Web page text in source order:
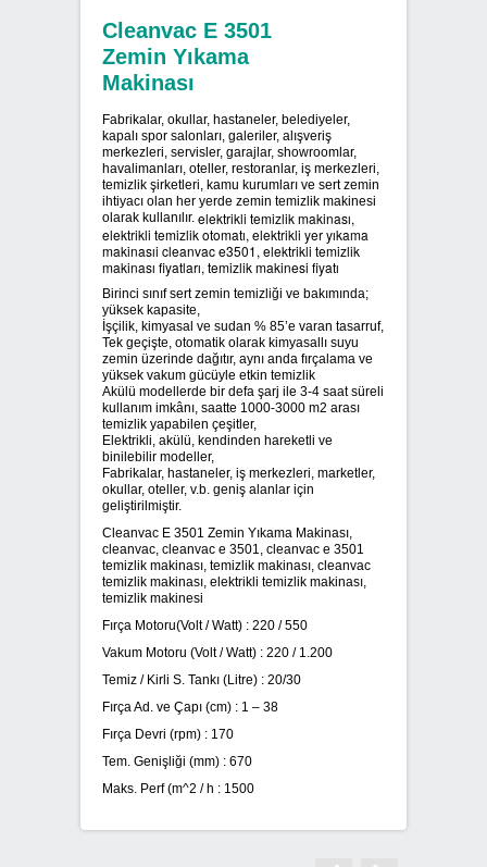
SIFIR ATIK ÇÖP POŞETLERİ
SIFIR ATIK GERİ DÖNÜŞÜM
KUTULARI
Cleanvac E 3501
Zemin Yıkama
Makinası
Fabrikalar, okullar, hastaneler, belediyeler,
kapalı spor salonları, galeriler, alışveriş
merkezleri, servisler, garajlar, showroomlar,
havalimanları, oteller, restoranlar, iş merkezleri,
temizlik şirketleri, kamu kurumları ve sert zemin
ihtiyacı olan her yerde zemin temizlik makinesi
olarak kullanılır. elektrikli temizlik makinası,
elektrikli temizlik otomatı, elektrikli yer yıkama
makinasıi cleanvac e3501, elektrikli temizlik
makinası fiyatları, temizlik makinesi fiyatı
Birinci sınıf sert zemin temizliği ve bakımında;
yüksek kapasite,
İşçilik, kimyasal ve sudan % 85’e varan tasarruf,
Tek geçişte, otomatik olarak kimyasallı suyu
zemin üzerinde dağıtır, aynı anda fırçalama ve
yüksek vakum gücüyle etkin temizlik
Akülü modellerde bir defa şarj ile 3-4 saat süreli
kullanım imkânı, saatte 1000-3000 m2 arası
temizlik yapabilen çeşitler,
Elektrikli, akülü, kendinden hareketli ve
binilebilir modeller,
Fabrikalar, hastaneler, iş merkezleri, marketler,
okullar, oteller, v.b. geniş alanlar için
geliştirilmiştir.
Cleanvac E 3501 Zemin Yıkama Makinası,
cleanvac, cleanvac e 3501, cleanvac e 3501
temizlik makinası, temizlik makinası, cleanvac
temizlik makinası, elektrikli temizlik makinası,
temizlik makinesi
Fırça Motoru(Volt / Watt) : 220 / 550
Vakum Motoru (Volt / Watt) : 220 / 1.200
Temiz / Kirli S. Tankı (Litre) : 20/30
Fırça Ad. ve Çapı (cm) : 1 – 38
Fırça Devri (rpm) : 170
Tem. Genişliği (mm) : 670
Maks. Perf (m^2 / h : 1500